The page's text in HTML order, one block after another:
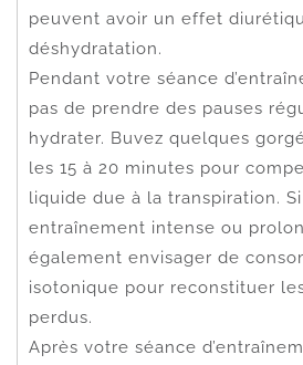
peuvent avoir un effet
déshydratation.
Pendant votre séance
pas de prendre des pauses
hydrater. Buvez quelques
les 15 à 20 minutes pour
liquide due à la transpiration.
entraînement intense ou
également envisager de
isotonique pour reconstituer
perdus.
Après votre séance